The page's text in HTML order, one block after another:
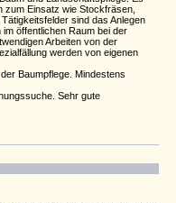
zum Einsatz wie Stockfräsen,
sind das Anlegen
öffentlichen Raum bei der
Arbeiten von der
werden von eigenen
Baumpflege. Mindestens
Sehr gute